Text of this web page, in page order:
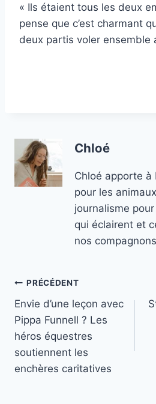
« Ils étaient tous les deux
pense que c’est charmant
deux partis voler ensemble
Chloé
Chloé apporte à
pour les
journalisme
qui éclairent et
nos
Navigation
de
l’article
PRÉCÉDENT
Envie d’une leçon avec
Pippa Funnell ? Les
héros équestres
soutiennent les
enchères caritatives